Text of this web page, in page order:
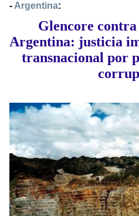
- Argentina:
Glencore contra
Argentina: justicia
transnacional por